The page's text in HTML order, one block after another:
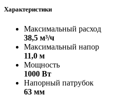
Характеристики
Максимальный расход
38,5 м³/ч
Максимальный напор
11,0 м
Мощность
1000 Вт
Напорный патрубок
63 мм